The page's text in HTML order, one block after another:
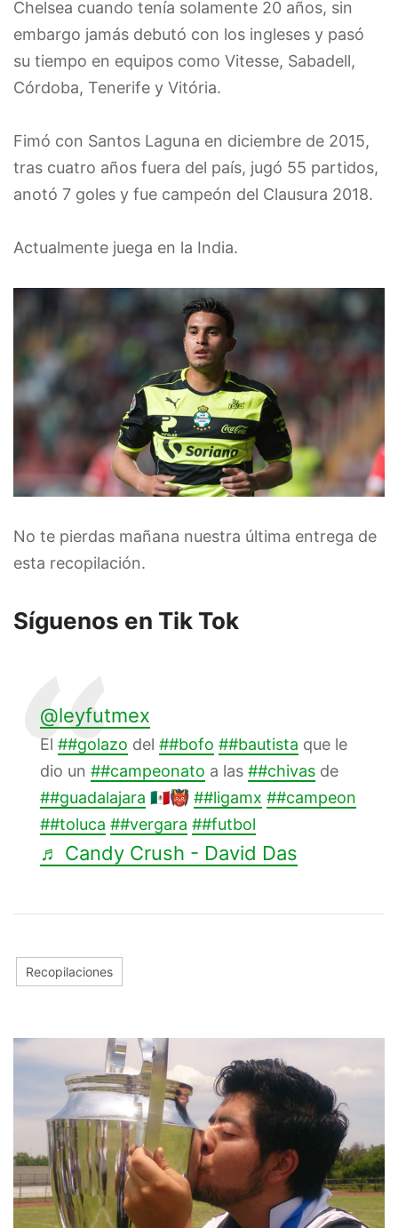
Chelsea cuando tenía solamente 20 años, sin
embargo jamás debutó con los ingleses y pasó
su tiempo en equipos como Vitesse, Sabadell,
Córdoba, Tenerife y Vitória.
Fimó con Santos Laguna en diciembre de 2015,
tras cuatro años fuera del país, jugó 55 partidos,
anotó 7 goles y fue campeón del Clausura 2018.
Actualmente juega en la India.
No te pierdas mañana nuestra última entrega de
esta recopilación.
Síguenos en Tik Tok
@leyfutmex
El ##golazo del ##bofo ##bautista que le
dio un ##campeonato a las ##chivas de
##guadalajara 🇲🇽👹 ##ligamx ##campeon
##toluca ##vergara ##futbol
♬ Candy Crush - David Das
Recopilaciones